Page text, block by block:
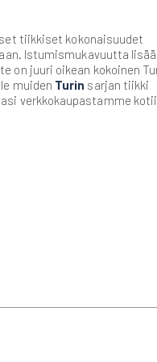
tiikkiset kokonaisuudet
Istumismukavuutta
on juuri oikean kokoinen
muiden Turin sarjan tiikki
verkkokaupastamme